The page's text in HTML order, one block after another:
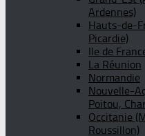
Ardennes)
Hauts-de-
Picardie)
Ile de
La Réunion
Normandie
Nouvelle-
Poitou,
Occitanie
Roussillon)